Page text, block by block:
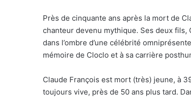
Près de cinquante ans après la mort de
chanteur devenu mythique. Ses deux
dans l’ombre d’une célébrité
mémoire de Cloclo et à sa carrière
Claude François est mort (très) jeune, à
toujours vive, près de 50 ans plus tard.